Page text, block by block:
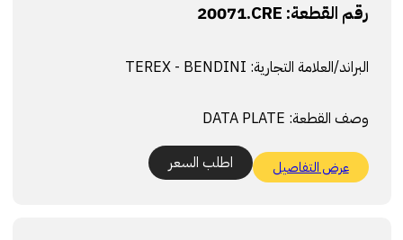
رقم القطعة: 20071.CRE
البراند/العلامة التجارية:
وصف القطعة:
عرض التفاصيل اطلب السعر